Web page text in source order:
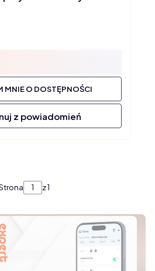
MNIE O DOSTĘPNOŚCI
z powiadomień
z 1